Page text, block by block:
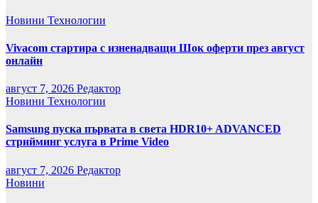
Новини Технологии
Vivacom стартира с изненадващи Шок оферти през август
онлайн
август 7, 2026 Редактор
Новини Технологии
Samsung пуска първата в света HDR10+ ADVANCED
стрийминг услуга в Prime Video
август 7, 2026 Редактор
Новини